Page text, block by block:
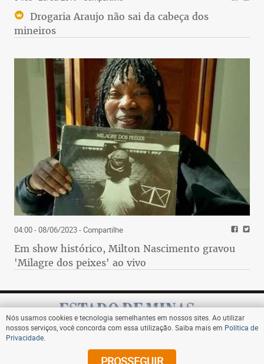
Drogaria Araujo não sai da cabeça dos
mineiros
04:00 - 08/06/2023- Compartilhe
Em show histórico, Milton Nascimento gravou
'Milagre dos peixes' ao vivo
Assine
Nós usamos cookies e tecnologia semelhantes em nossos sites. Ao utilizar
nossos serviços, você concorda com essa utilização. Saiba mais em Política de
Privacidade
PROSSEGUIR